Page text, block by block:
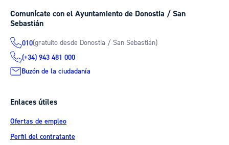
Comunícate con el Ayuntamiento de Donostia / San
Sebastián
010(gratuito desde Donostia / San Sebastián)
(+34) 943 481 000
Buzón de la ciudadanía
Enlaces útiles
Ofertas de empleo
Perfil del contratante